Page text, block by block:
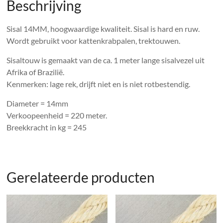
Beschrijving
Sisal 14MM, hoogwaardige kwaliteit. Sisal is hard en ruw.
Wordt gebruikt voor kattenkrabpalen, trektouwen.
Sisaltouw is gemaakt van de ca. 1 meter lange sisalvezel uit
Afrika of Brazilië.
Kenmerken: lage rek, drijft niet en is niet rotbestendig.
Diameter = 14mm
Verkoopeenheid = 220 meter.
Breekkracht in kg = 245
Gerelateerde producten